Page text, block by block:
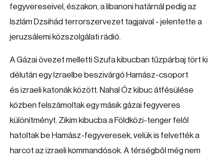
fegyvereseivel, északon, a libanoni határnál pedig az
Iszlám Dzsihád terrorszervezet tagjaival - jelentette a
jeruzsálemi közszolgálati rádió.
A Gázai övezet melletti Szufa kibucban tűzpárbaj tört ki
délután egy Izraelbe beszivárgó Hamász-csoport
és izraeli katonák között. Nahal Óz kibuc átfésülése
közben felszámoltak egy másik gázai fegyveres
különítményt. Zikim kibucba a Földközi-tenger felől
hatoltak be Hamász-fegyveresek, velük is felvették a
harcot az izraeli kommandósok. A térségből még nem